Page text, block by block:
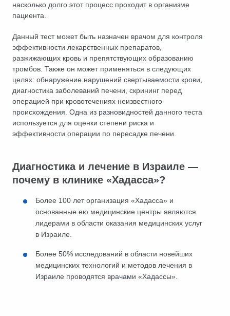
насколько долго этот процесс проходит в организме
пациента.
Данный тест может быть назначен врачом для контроля
эффективности лекарственных препаратов,
разжижающих кровь и препятствующих образованию
тромбов. Также он может применяться в следующих
целях: обнаружение нарушений свертываемости крови,
диагностика заболеваний печени, скрининг перед
операцией при кровотечениях неизвестного
происхождения. Одна из разновидностей данного теста
используется для оценки степени риска и
эффективности операции по пересадке печени.
Диагностика и лечение в Израиле —
почему в клинике «Хадасса»?
Более 100 лет организация «Хадасса» и
основанные ею медицинские центры являются
лидерами в области оказания медицинских услуг
в Израиле.
Более 50% исследований в области новейших
медицинских технологий и методов лечения в
Израиле проводятся врачами «Хадассы».